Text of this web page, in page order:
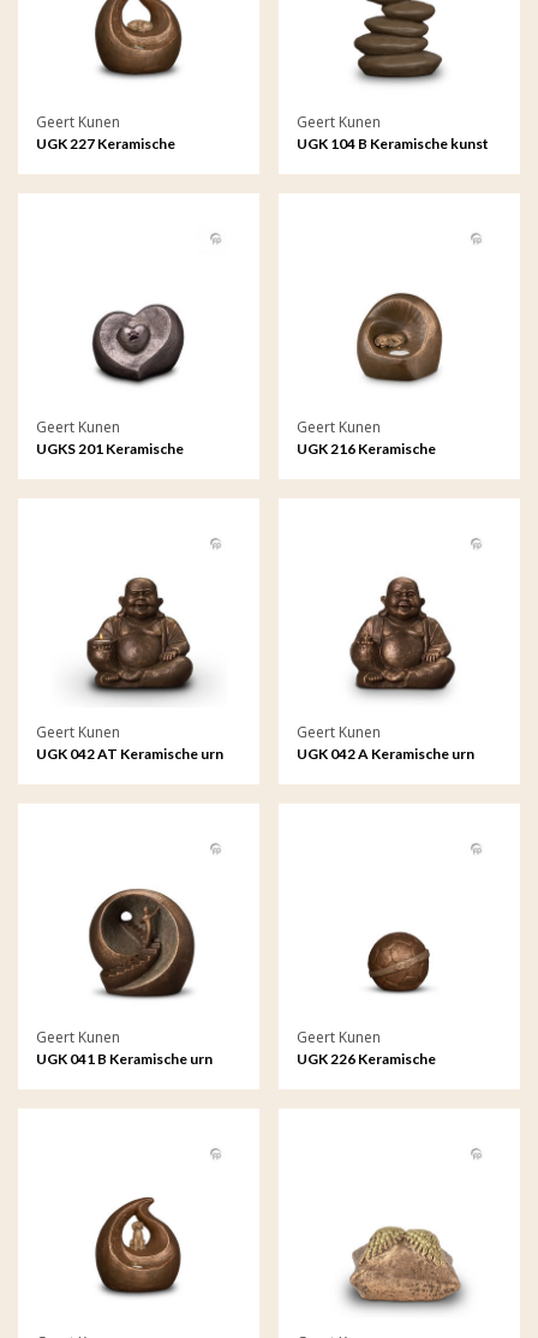
Geert Kunen
UGK 227 Keramische
Geert Kunen
UGK 104 B Keramische kunst
Geert Kunen
UGKS 201 Keramische
Geert Kunen
UGK 216 Keramische
Geert Kunen
UGK 042 AT Keramische urn
Geert Kunen
UGK 042 A Keramische urn
Geert Kunen
UGK 041 B Keramische urn
Geert Kunen
UGK 226 Keramische